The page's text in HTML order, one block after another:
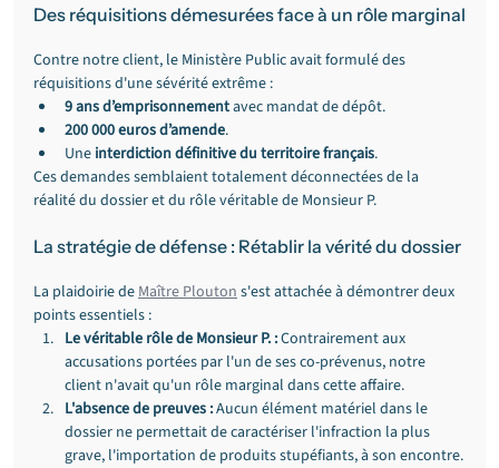
Des réquisitions démesurées face à un rôle marginal
Contre notre client, le Ministère Public avait formulé des
réquisitions d'une sévérité extrême :
9 ans d’emprisonnement avec mandat de dépôt.
200 000 euros d’amende.
Une interdiction définitive du territoire français.
Ces demandes semblaient totalement déconnectées de la
réalité du dossier et du rôle véritable de Monsieur P.
La stratégie de défense : Rétablir la vérité du dossier
La plaidoirie de Maître Plouton s'est attachée à démontrer deux
points essentiels :
Le véritable rôle de Monsieur P. : Contrairement aux
accusations portées par l'un de ses co-prévenus, notre
client n'avait qu'un rôle marginal dans cette affaire.
L'absence de preuves : Aucun élément matériel dans le
dossier ne permettait de caractériser l'infraction la plus
grave, l'importation de produits stupéfiants, à son encontre.